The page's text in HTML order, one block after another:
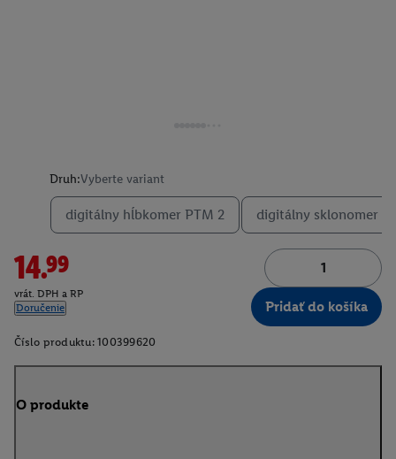
Druh:Vyberte variant
digitálny hĺbkomer PTM 2 digitálny sklonomer
14.99
vrát. DPH a RP
Doručenie
Pridať do košíka
Číslo produktu: 100399620
O produkte